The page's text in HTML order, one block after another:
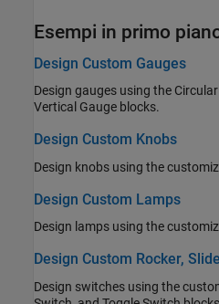
Esempi in primo
Design Custom Gauges
Design gauges using the
Vertical Gauge blocks.
Design Custom Knobs
Design knobs using the
Design Custom Lamps
Design lamps using the
Design Custom Rocker,
Design switches using the